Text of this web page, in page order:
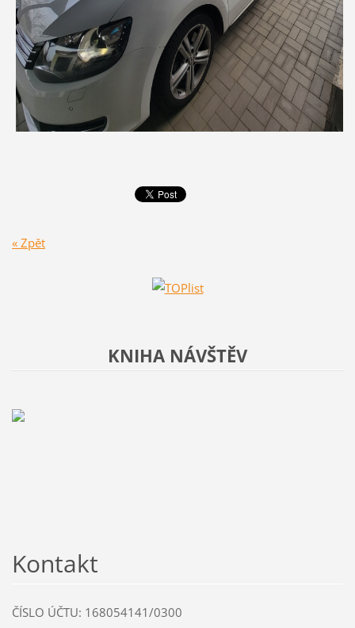
« Zpět
KNIHA NÁVŠTĚV
Kontakt
ČÍSLO ÚČTU: 168054141/0300